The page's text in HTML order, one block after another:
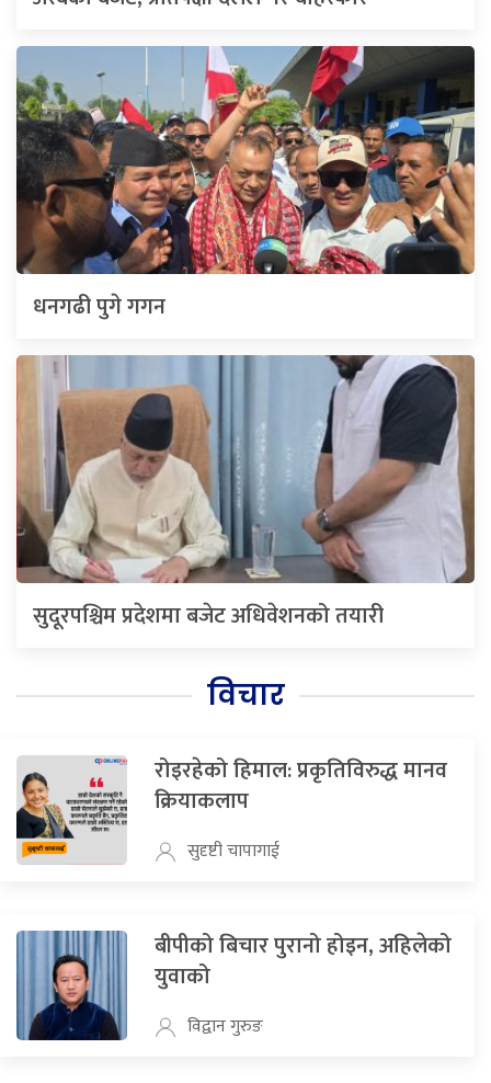
धनगढी पुगे गगन
सुदूरपश्चिम प्रदेशमा बजेट अधिवेशनको तयारी
विचार
रोइरहेको हिमाल: प्रकृतिविरुद्ध मानव
क्रियाकलाप
सुदृष्टी चापागाई
बीपीको बिचार पुरानो होइन, अहिलेको
युवाको
विद्वान गुरुङ